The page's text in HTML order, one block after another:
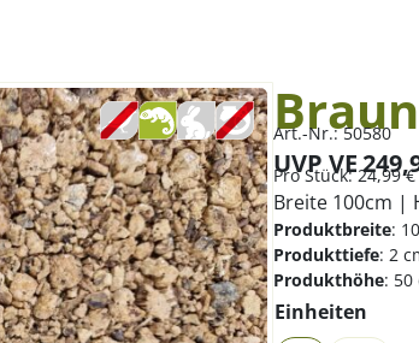
Art.-Nr.:50580
UVP VE
ProStück:24,99€
Breite 100cm |
Produktbreite:
Produkttiefe: 2
Produkthöhe: 50
Einheiten